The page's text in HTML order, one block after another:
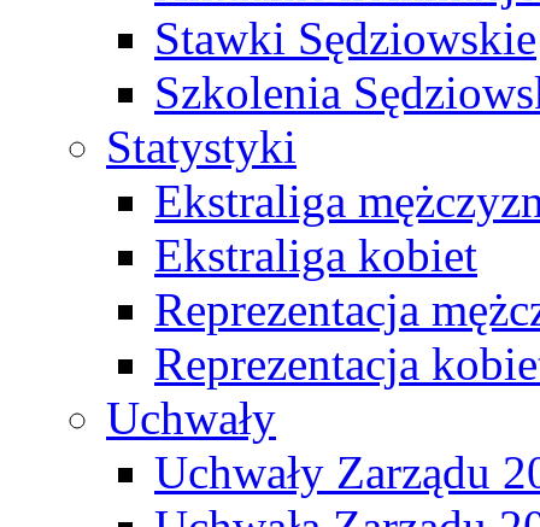
Stawki Sędziowskie
Szkolenia
Statystyki
Ekstraliga
Ekstraliga kobiet
Reprezentacja
Reprezentacja
Uchwały
Uchwały Zarządu